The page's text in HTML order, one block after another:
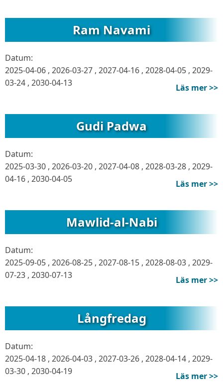
Ram Navami
Datum:
2025-04-06 , 2026-03-27 , 2027-04-16 , 2028-04-05 , 2029-
03-24 , 2030-04-13 Läs mer >>
Gudi Padwa
Datum:
2025-03-30 , 2026-03-20 , 2027-04-08 , 2028-03-28 , 2029-
04-16 , 2030-04-05 Läs mer >>
Mawlid-al-Nabi
Datum:
2025-09-05 , 2026-08-25 , 2027-08-15 , 2028-08-03 , 2029-
07-23 , 2030-07-13 Läs mer >>
Långfredag
Datum:
2025-04-18 , 2026-04-03 , 2027-03-26 , 2028-04-14 , 2029-
03-30 , 2030-04-19 Läs mer >>